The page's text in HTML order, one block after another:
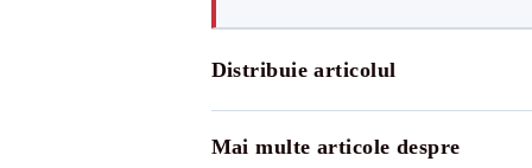
Distribuie articolul
Mai multe articole despre